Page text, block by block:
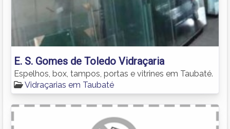
E. S. Gomes de Toledo Vidraçaria
Espelhos, box, tampos, portas e vitrines em Taubaté.
Vidraçarias em Taubaté